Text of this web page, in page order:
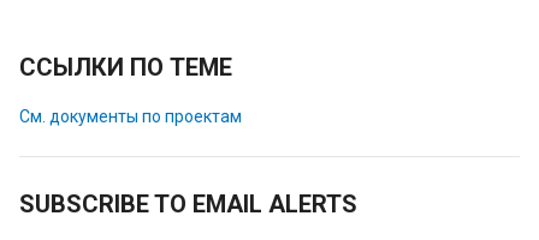
ССЫЛКИ ПО ТЕМЕ
См. документы по проектам
SUBSCRIBE TO EMAIL ALERTS